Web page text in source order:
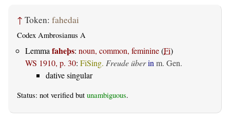
↑ Token: fahedai
Codex Ambrosianus A
Lemma faheþs: noun, common, feminine(Fi)
WS 1910, p. 30: FiSing. Freude überin m. Gen.
dative singular
Status: not verified but unambiguous.